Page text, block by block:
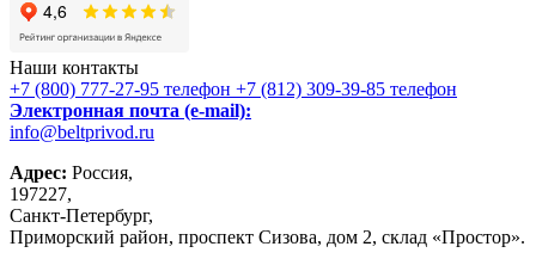
Наши контакты
+7 (800) 777-27-95 телефон +7 (812) 309-39-85 телефон
Электронная почта (e-mail):
info@beltprivod.ru
Адрес: Россия,
197227,
Санкт-Петербург,
Приморский район, проспект Сизова, дом 2, склад «Простор».